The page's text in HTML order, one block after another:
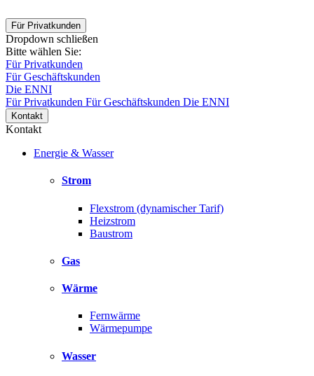
Für Privatkunden
Dropdown schließen
Bitte wählen Sie:
Für Privatkunden
Für Geschäftskunden
Die ENNI
Für Privatkunden Für Geschäftskunden Die ENNI
Kontakt
Kontakt
Energie & Wasser
Strom
Flexstrom (dynamischer Tarif)
Heizstrom
Baustrom
Gas
Wärme
Fernwärme
Wärmepumpe
Wasser